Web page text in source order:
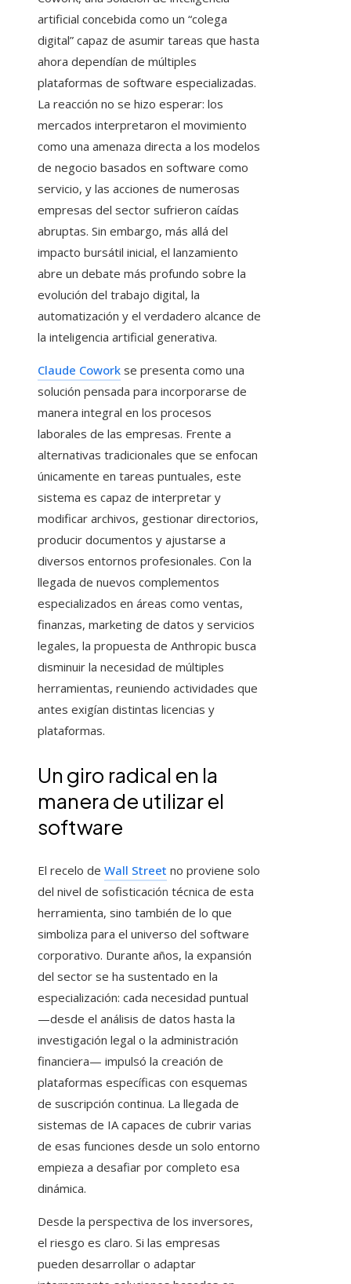
artificial concebida como un “colega
digital” capaz de asumir tareas que hasta
ahora dependían de múltiples
plataformas de software especializadas.
La reacción no se hizo esperar: los
mercados interpretaron el movimiento
como una amenaza directa a los modelos
de negocio basados en software como
servicio, y las acciones de numerosas
empresas del sector sufrieron caídas
abruptas. Sin embargo, más allá del
impacto bursátil inicial, el lanzamiento
abre un debate más profundo sobre la
evolución del trabajo digital, la
automatización y el verdadero alcance de
la inteligencia artificial generativa.
Claude Cowork se presenta como una
solución pensada para incorporarse de
manera integral en los procesos
laborales de las empresas. Frente a
alternativas tradicionales que se enfocan
únicamente en tareas puntuales, este
sistema es capaz de interpretar y
modificar archivos, gestionar directorios,
producir documentos y ajustarse a
diversos entornos profesionales. Con la
llegada de nuevos complementos
especializados en áreas como ventas,
finanzas, marketing de datos y servicios
legales, la propuesta de Anthropic busca
disminuir la necesidad de múltiples
herramientas, reuniendo actividades que
antes exigían distintas licencias y
plataformas.
Un giro radical en la
manera de utilizar el
software
El recelo de Wall Street no proviene solo
del nivel de sofisticación técnica de esta
herramienta, sino también de lo que
simboliza para el universo del software
corporativo. Durante años, la expansión
del sector se ha sustentado en la
especialización: cada necesidad puntual
—desde el análisis de datos hasta la
investigación legal o la administración
financiera— impulsó la creación de
plataformas específicas con esquemas
de suscripción continua. La llegada de
sistemas de IA capaces de cubrir varias
de esas funciones desde un solo entorno
empieza a desafiar por completo esa
dinámica.
Desde la perspectiva de los inversores,
el riesgo es claro. Si las empresas
pueden desarrollar o adaptar